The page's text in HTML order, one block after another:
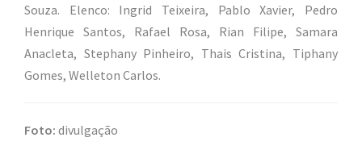
Souza. Elenco: Ingrid Teixeira, Pablo Xavier, Pedro
Henrique Santos, Rafael Rosa, Rian Filipe, Samara
Anacleta, Stephany Pinheiro, Thais Cristina, Tiphany
Gomes, Welleton Carlos.
Foto: divulgação